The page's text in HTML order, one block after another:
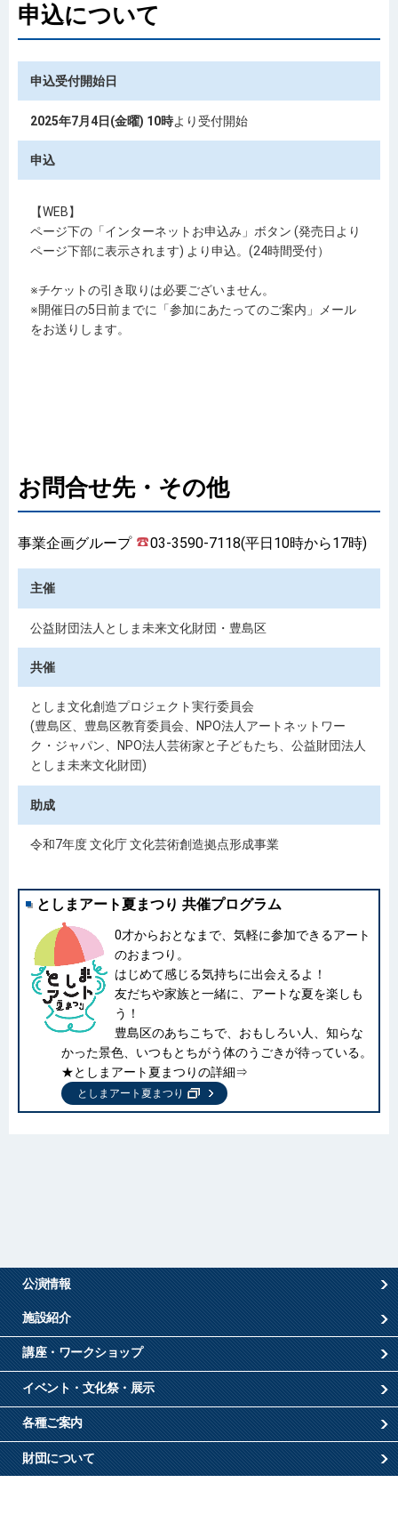
申込について
申込受付開始日
2025年7月4日(金曜) 10時より受付開始
申込
【WEB】
ページ下の「インターネットお申込み」ボタン (発売日より
ページ下部に表示されます) より申込。(24時間受付）
※チケットの引き取りは必要ございません。
※開催日の5日前までに「参加にあたってのご案内」メール
をお送りします。
お問合せ先・その他
事業企画グループ 03-3590-7118(平日10時から17時)
主催
公益財団法人としま未来文化財団・豊島区
共催
としま文化創造プロジェクト実行委員会
(豊島区、豊島区教育委員会、NPO法人アートネットワー
ク・ジャパン、
NPO法人芸術家と子どもたち、 公益財団法人
としま未来文化財団)
助成
令和7年度 文化庁 文化芸術創造拠点形成事業
としまアート夏まつり 共催プログラム
0才からおとなまで、気軽に参加できるアート
のおまつり。
はじめて感じる気持ちに出会えるよ！
友だちや家族と一緒に、アートな夏を楽しも
う！
豊島区のあちこちで、おもしろい人、知らな
かった景色、いつもとちがう体のうごきが待っている。
★としまアート夏まつりの詳細⇒
としまアート夏まつり
公演情報
施設紹介
講座・ワークショップ
イベント・文化祭・展示
各種ご案内
財団について